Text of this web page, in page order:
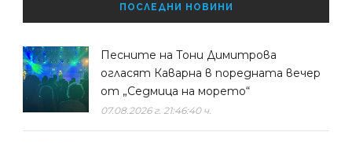
ПОСЛЕДНИ НОВИНИ
Песните на Тони Димитрова
огласят Каварна в поредната вечер
от „Седмица на морето“
07.08.2026 г. 21:46:40 ч.